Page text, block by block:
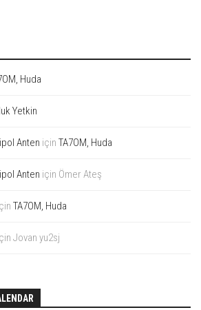
Huda
Yetkin
Anten için TA7OM, Huda
Anten için Ömer Ateş
TA7OM, Huda
Jovan yu2sj